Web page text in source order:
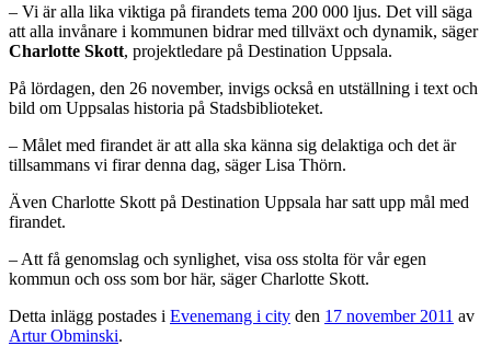
– Vi är alla lika viktiga på firandets tema 200 000 ljus. Det vill säga
att alla invånare i kommunen bidrar med tillväxt och dynamik, säger
Charlotte Skott, projektledare på Destination Uppsala.
På lördagen, den 26 november, invigs också en utställning i text och
bild om Uppsalas historia på Stadsbiblioteket.
– Målet med firandet är att alla ska känna sig delaktiga och det är
tillsammans vi firar denna dag, säger Lisa Thörn.
Även Charlotte Skott på Destination Uppsala har satt upp mål med
firandet.
– Att få genomslag och synlighet, visa oss stolta för vår egen
kommun och oss som bor här, säger Charlotte Skott.
Detta inlägg postades i Evenemang i city den 17 november 2011 av
Artur Obminski.